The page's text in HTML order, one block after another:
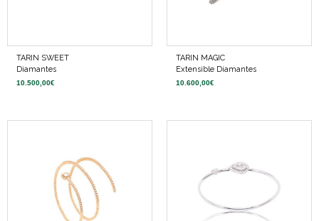
TARIN SWEET
Diamantes
10.500,00€
TARIN MAGIC
Extensible Diamantes
10.600,00€